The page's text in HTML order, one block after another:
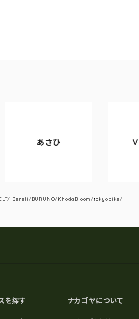
Beneli/BURUNO/KhodaBloom/tokyobike/
を探す ナカゴヤについて